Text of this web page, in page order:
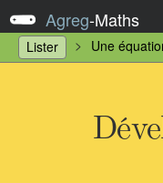
Agreg-Maths
Lister Une